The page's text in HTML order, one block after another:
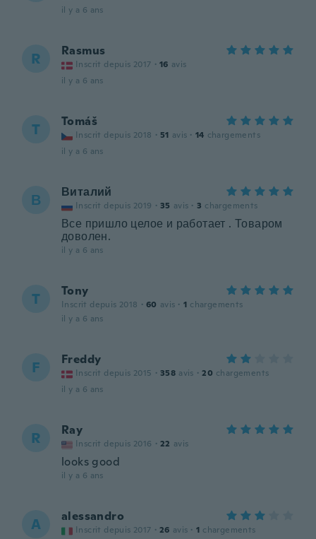
il y a 6 ans
R Rasmus
Inscrit depuis 2017 · 16 avis
il y a 6 ans
T Tomáš
Inscrit depuis 2018 · 51 avis · 14 chargements
il y a 6 ans
В Виталий
Inscrit depuis 2019 · 35 avis · 3 chargements
Все пришло целое и работает . Товаром
доволен.
il y a 6 ans
T Tony
Inscrit depuis 2018 · 60 avis · 1 chargements
il y a 6 ans
F Freddy
Inscrit depuis 2015 · 358 avis · 20 chargements
il y a 6 ans
R Ray
Inscrit depuis 2016 · 22 avis
looks good
il y a 6 ans
A alessandro
Inscrit depuis 2017 · 26 avis · 1 chargements